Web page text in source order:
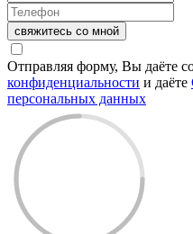
свяжитесь со мной
Отправляя форму, Вы даёте
конфиденциальности и даёте
персональных данных